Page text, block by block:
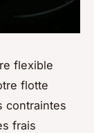
flexible
flotte
contraintes
frais